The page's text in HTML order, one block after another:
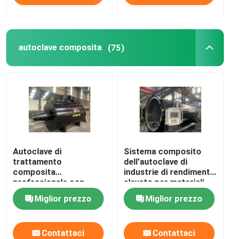
autoclave composita (75)
Autoclave di
trattamento
composita
professionale con
ingegneria della classe
del mondo e
progettazione di
sistema unica
Miglior prezzo
Contattaci
Sistema composito
dell'autoclave di
industrie di rendimento
elevato per materiali
aerospaziali/militari
Miglior prezzo
Contattaci